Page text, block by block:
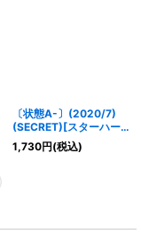
〔状態A-〕(2020/7)
(SECRET)[スターハーモ
ニー学園制服]姫石らき
【R-SEC】{CB14-049}
1,730円(税込)